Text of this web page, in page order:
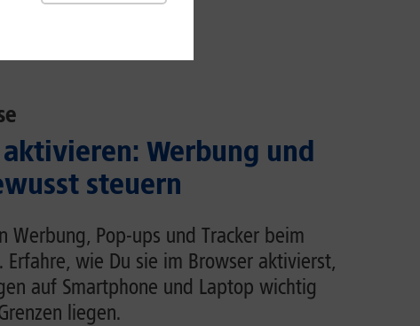
Werbung und
steuern
Werbung, Pop-ups und Tracker beim
Erfahre, wie Du sie im Browser aktivierst,
auf Smartphone und Laptop wichtig
liegen.